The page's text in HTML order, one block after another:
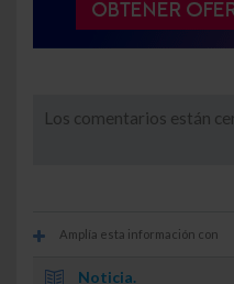
Los comentarios están
Amplía esta información con
Noticia.